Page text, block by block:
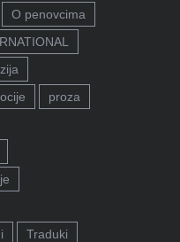
O penovcima
proza
Traduki